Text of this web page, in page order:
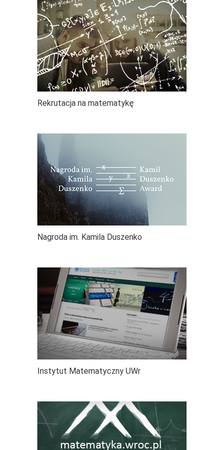
Rekrutacja na matematykę
Nagroda im. Kamila Duszenko
Instytut Matematyczny UWr